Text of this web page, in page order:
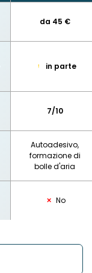
da 45 €
in parte
7/10
Autoadesivo,
formazione di
bolle d'aria
No